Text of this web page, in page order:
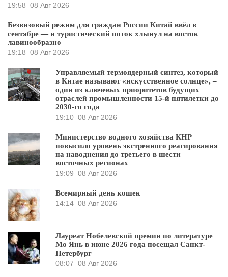
19:58 08 Авг 2026
Безвизовый режим для граждан России Китай ввёл в
сентябре — и туристический поток хлынул на восток
лавинообразно
19:18 08 Авг 2026
Управляемый термоядерный синтез, который
в Китае называют «искусственное солнце», –
один из ключевых приоритетов будущих
отраслей промышленности 15-й пятилетки до
2030-го года
19:10 08 Авг 2026
Министерство водного хозяйства КНР
повысило уровень экстренного реагирования
на наводнения до третьего в шести
восточных регионах
19:09 08 Авг 2026
Всемирный день кошек
14:14 08 Авг 2026
Лауреат Нобелевской премии по литературе
Мо Янь в июне 2026 года посещал Санкт-
Петербург
08:07 08 Авг 2026